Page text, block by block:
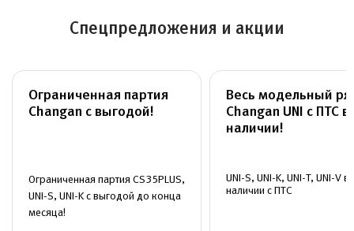
Спецпредложения и акции
Ограниченная партия
Changan c выгодой!
Ограниченная партия CS35PLUS,
UNI-S, UNI-K c выгодой до конца
месяца!
Весь модельный
Changan UNI c ПТС в
наличии!
UNI-S, UNI-K, UNI-T, UNI-V в
наличии с ПТС